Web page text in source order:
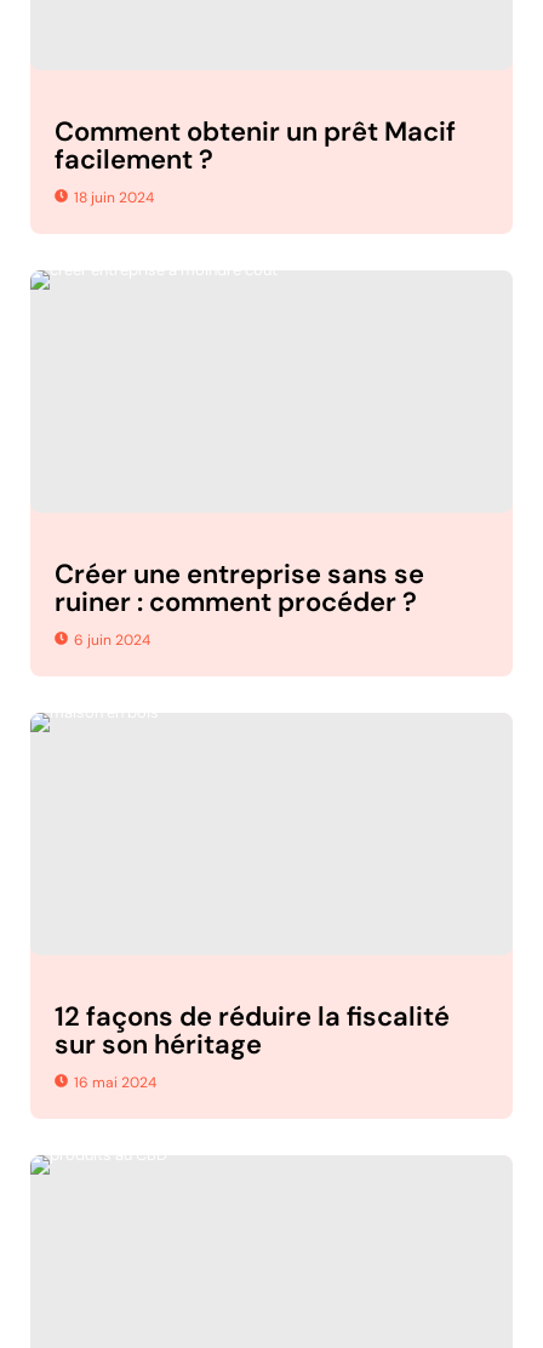
Comment obtenir un prêt Macif
facilement ?
18 juin 2024
Créer une entreprise sans se
ruiner : comment procéder ?
6 juin 2024
12 façons de réduire la fiscalité
sur son héritage
16 mai 2024